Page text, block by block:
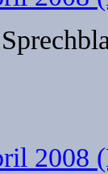
2008